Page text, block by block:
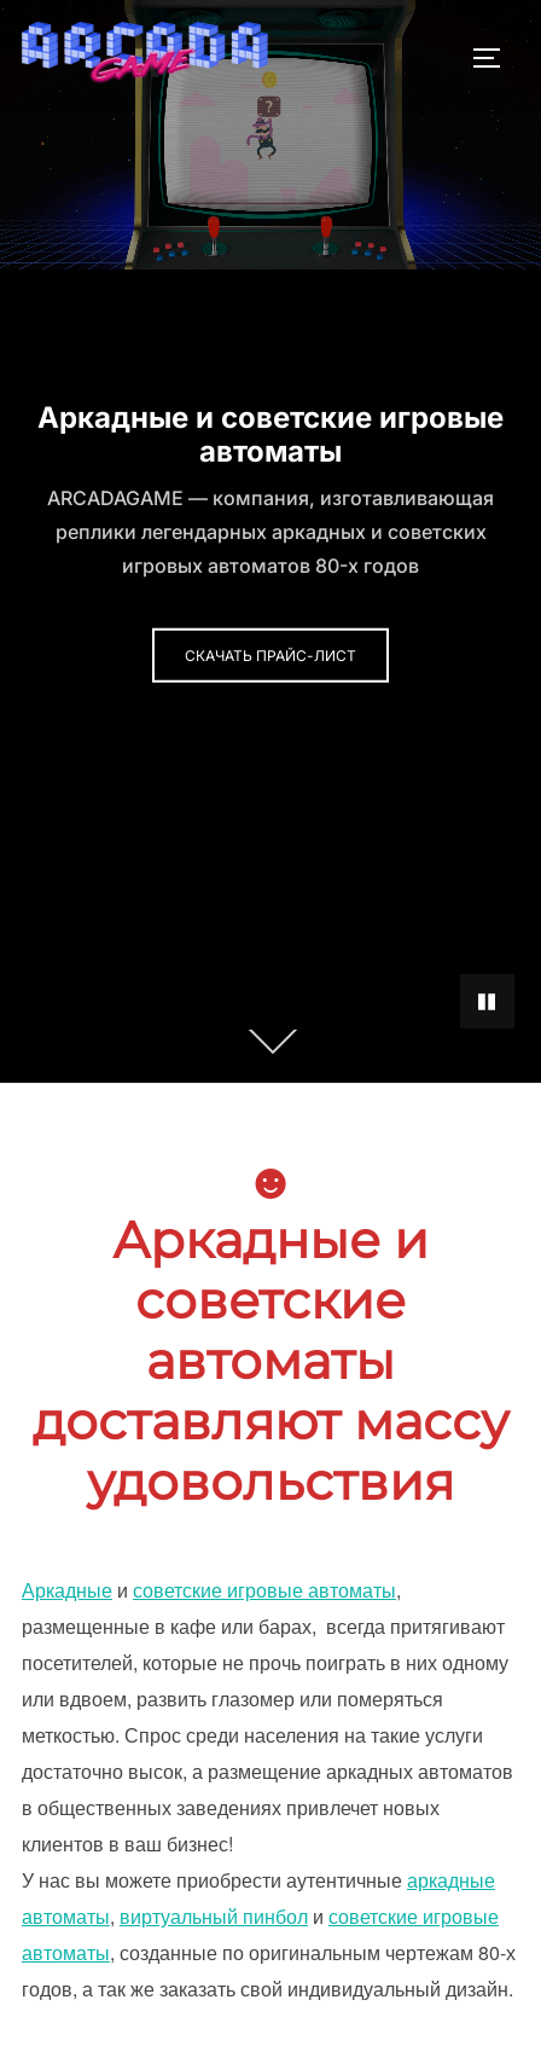
Перейти
содержимому
Аркадные и советские игровые
автоматы
ARCADAGAME — компания, изготавливающая
реплики легендарных аркадных и советских
игровых автоматов 80-х годов
СКАЧАТЬ ПРАЙС-ЛИСТ
ПАУЗА
Перейти
к
☻
Аркадные и
советские
автоматы
доставляют массу
удовольствия
Аркадныеи советские игровые автоматы,
размещенные в кафе или барах, всегда притягивают
посетителей, которые не прочь поиграть в них одному
или вдвоем, развить глазомер или померяться
меткостью. Спрос среди населения на такие услуги
достаточно высок, а размещение аркадных автоматов
в общественных заведениях привлечет новых
клиентов в ваш бизнес!
У нас вы можете приобрести аутентичныеаркадные
автоматы, виртуальный пинболи советские игровые
автоматы, созданные по оригинальным чертежам 80-х
годов, а так же заказать свой индивидуальный дизайн.